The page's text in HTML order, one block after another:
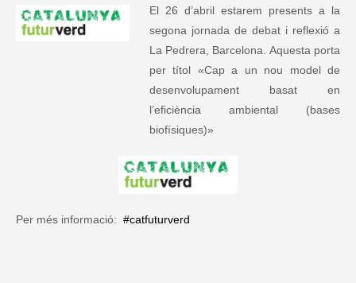
El 26 d’abril estarem presents a la
segona jornada de debat i reflexió a
La Pedrera, Barcelona. Aquesta porta
per títol «Cap a un nou model de
desenvolupament basat en
l’eficiència ambiental (bases
biofísiques)»
Per més informació: #catfuturverd